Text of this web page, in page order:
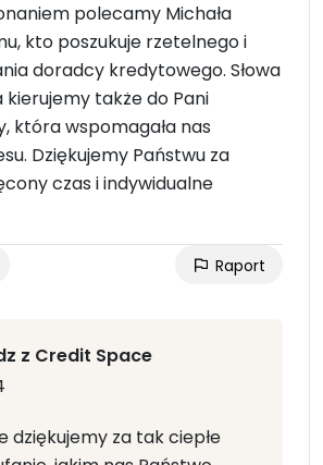
polecamy Michała
kto poszukuje rzetelnego i
doradcy kredytowego. Słowa
kierujemy także do Pani
która wspomagała nas
Dziękujemy Państwu za
czas i indywidualne
Raport
z Credit Space
dziękujemy za tak ciepłe